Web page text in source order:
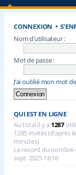
CONNEXION •
Nom d’utilisateur :
Mot de passe :
J’ai oublié mon mot
QUI EST EN LIGNE
Au total il y a 1287
1285 invités (d’après
minutes)
Le record du nombre
sept. 2025 18:16